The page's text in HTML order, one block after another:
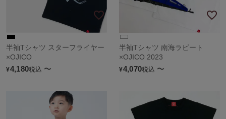
半袖Tシャツ スターフライヤー
×OJICO
¥4,180税込 〜
半袖Tシャツ 南海ラピート
×OJICO 2023
¥4,070税込 〜